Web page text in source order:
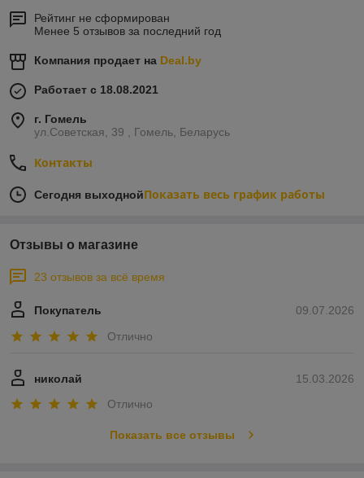
Рейтинг не сформирован
Менее 5 отзывов за последний год
Компания продает на Deal.by
Работает с 18.08.2021
г. Гомель
ул.Советская, 39 , Гомель, Беларусь
Контакты
Сегодня выходнойПоказать весь график работы
Отзывы о магазине
23 отзывов за всё время
09.07.2026
Покупатель
Отлично
15.03.2026
николай
Отлично
Показать все отзывы